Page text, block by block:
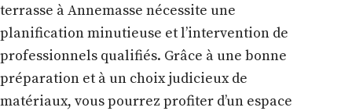
terrasse à Annemasse nécessite une
planification minutieuse et l’intervention de
professionnels qualifiés. Grâce à une bonne
préparation et à un choix judicieux de
matériaux, vous pourrez profiter d’un espace